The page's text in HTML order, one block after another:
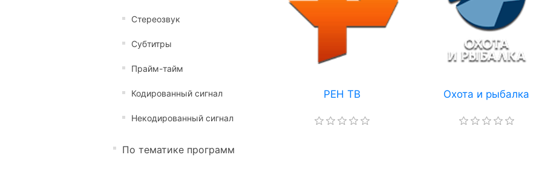
Стереозвук
Субтитры
Прайм-тайм
Кодированный сигнал
Некодированный сигнал
По тематике программ
РЕН ТВ Охота и рыбалка